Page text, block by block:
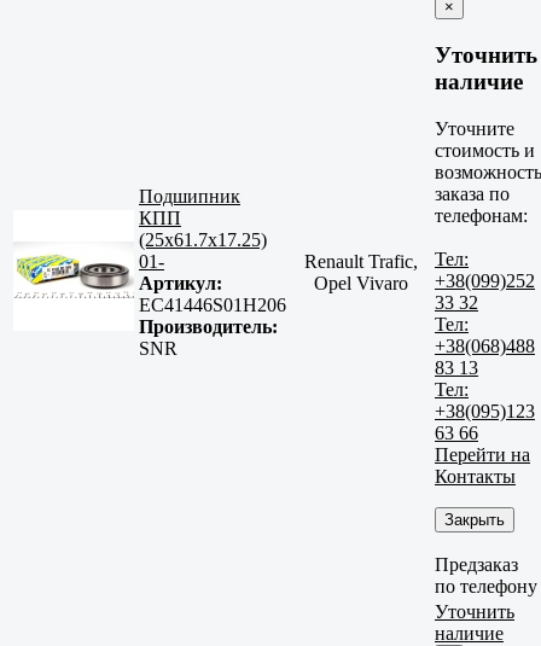
Подшипник
КПП
(25x61.7x17.25)
01-
Артикул:
EC41446S01H206
Производитель:
SNR
Renault Trafic,
Opel Vivaro
×
Уточнить
наличие
Уточните
стоимость и
возможность
заказа по
телефонам:
Тел:
+38(099)252
33 32
Тел:
+38(068)488
83 13
Тел:
+38(095)123
63 66
Перейти на
Контакты
Закрыть
Предзаказ
по телефону
Уточнить
наличие